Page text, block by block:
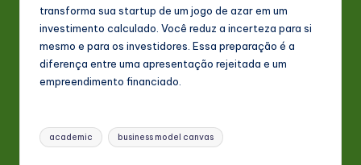
transforma sua startup de um jogo de azar em um
investimento calculado. Você reduz a incerteza para si
mesmo e para os investidores. Essa preparação é a
diferença entre uma apresentação rejeitada e um
empreendimento financiado.
Tags:
academic business model canvas